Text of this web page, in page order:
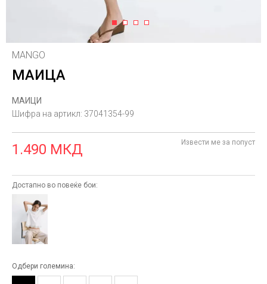
1 2 3 4
MANGO
МАИЦА
МАИЦИ
Шифра на артикл: 37041354-99
1.490 МКД Извести ме за попуст
Достапно во повеќе бои:
Одбери големина: